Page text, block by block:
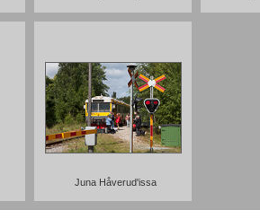
Juna Håverud'issa